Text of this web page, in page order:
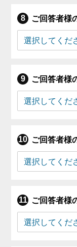
ご回答者様
ご回答者様
ご回答者様
ご回答者様